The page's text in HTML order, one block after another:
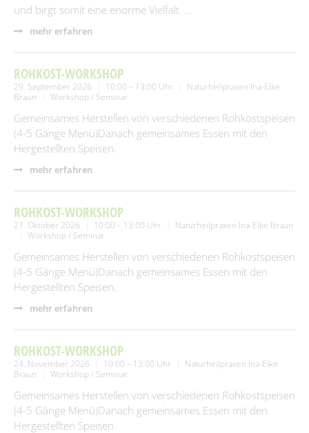
und birgt somit eine enorme Vielfalt. …
mehr erfahren
ROHKOST-WORKSHOP
29. September 2026 10:00 – 13:00 Uhr
Naturheilpraxen Ina-Elke
Braun
Workshop / Seminar
Gemeinsames Herstellen von verschiedenen Rohkostspeisen
(4-5 Gänge Menü)Danach gemeinsames Essen mit den
Hergestellten Speisen.
mehr erfahren
ROHKOST-WORKSHOP
27. Oktober 2026 10:00 – 13:00 Uhr
Naturheilpraxen Ina-Elke Braun
Workshop / Seminar
Gemeinsames Herstellen von verschiedenen Rohkostspeisen
(4-5 Gänge Menü)Danach gemeinsames Essen mit den
Hergestellten Speisen.
mehr erfahren
ROHKOST-WORKSHOP
24. November 2026 10:00 – 13:00 Uhr
Naturheilpraxen Ina-Elke
Braun
Workshop / Seminar
Gemeinsames Herstellen von verschiedenen Rohkostspeisen
(4-5 Gänge Menü)Danach gemeinsames Essen mit den
Hergestellten Speisen.